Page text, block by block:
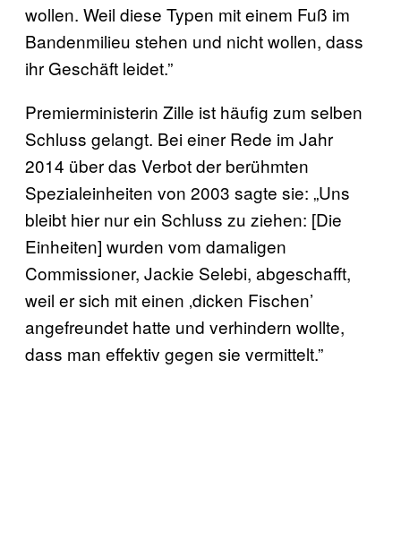
wollen. Weil diese Typen mit einem Fuß im
Bandenmilieu stehen und nicht wollen, dass
ihr Geschäft leidet.”
Premierministerin Zille ist häufig zum selben
Schluss gelangt. Bei einer Rede im Jahr
2014 über das Verbot der berühmten
Spezialeinheiten von 2003 sagte sie: „Uns
bleibt hier nur ein Schluss zu ziehen: [Die
Einheiten] wurden vom damaligen
Commissioner, Jackie Selebi, abgeschafft,
weil er sich mit einen ‚dicken Fischen’
angefreundet hatte und verhindern wollte,
dass man effektiv gegen sie vermittelt.”